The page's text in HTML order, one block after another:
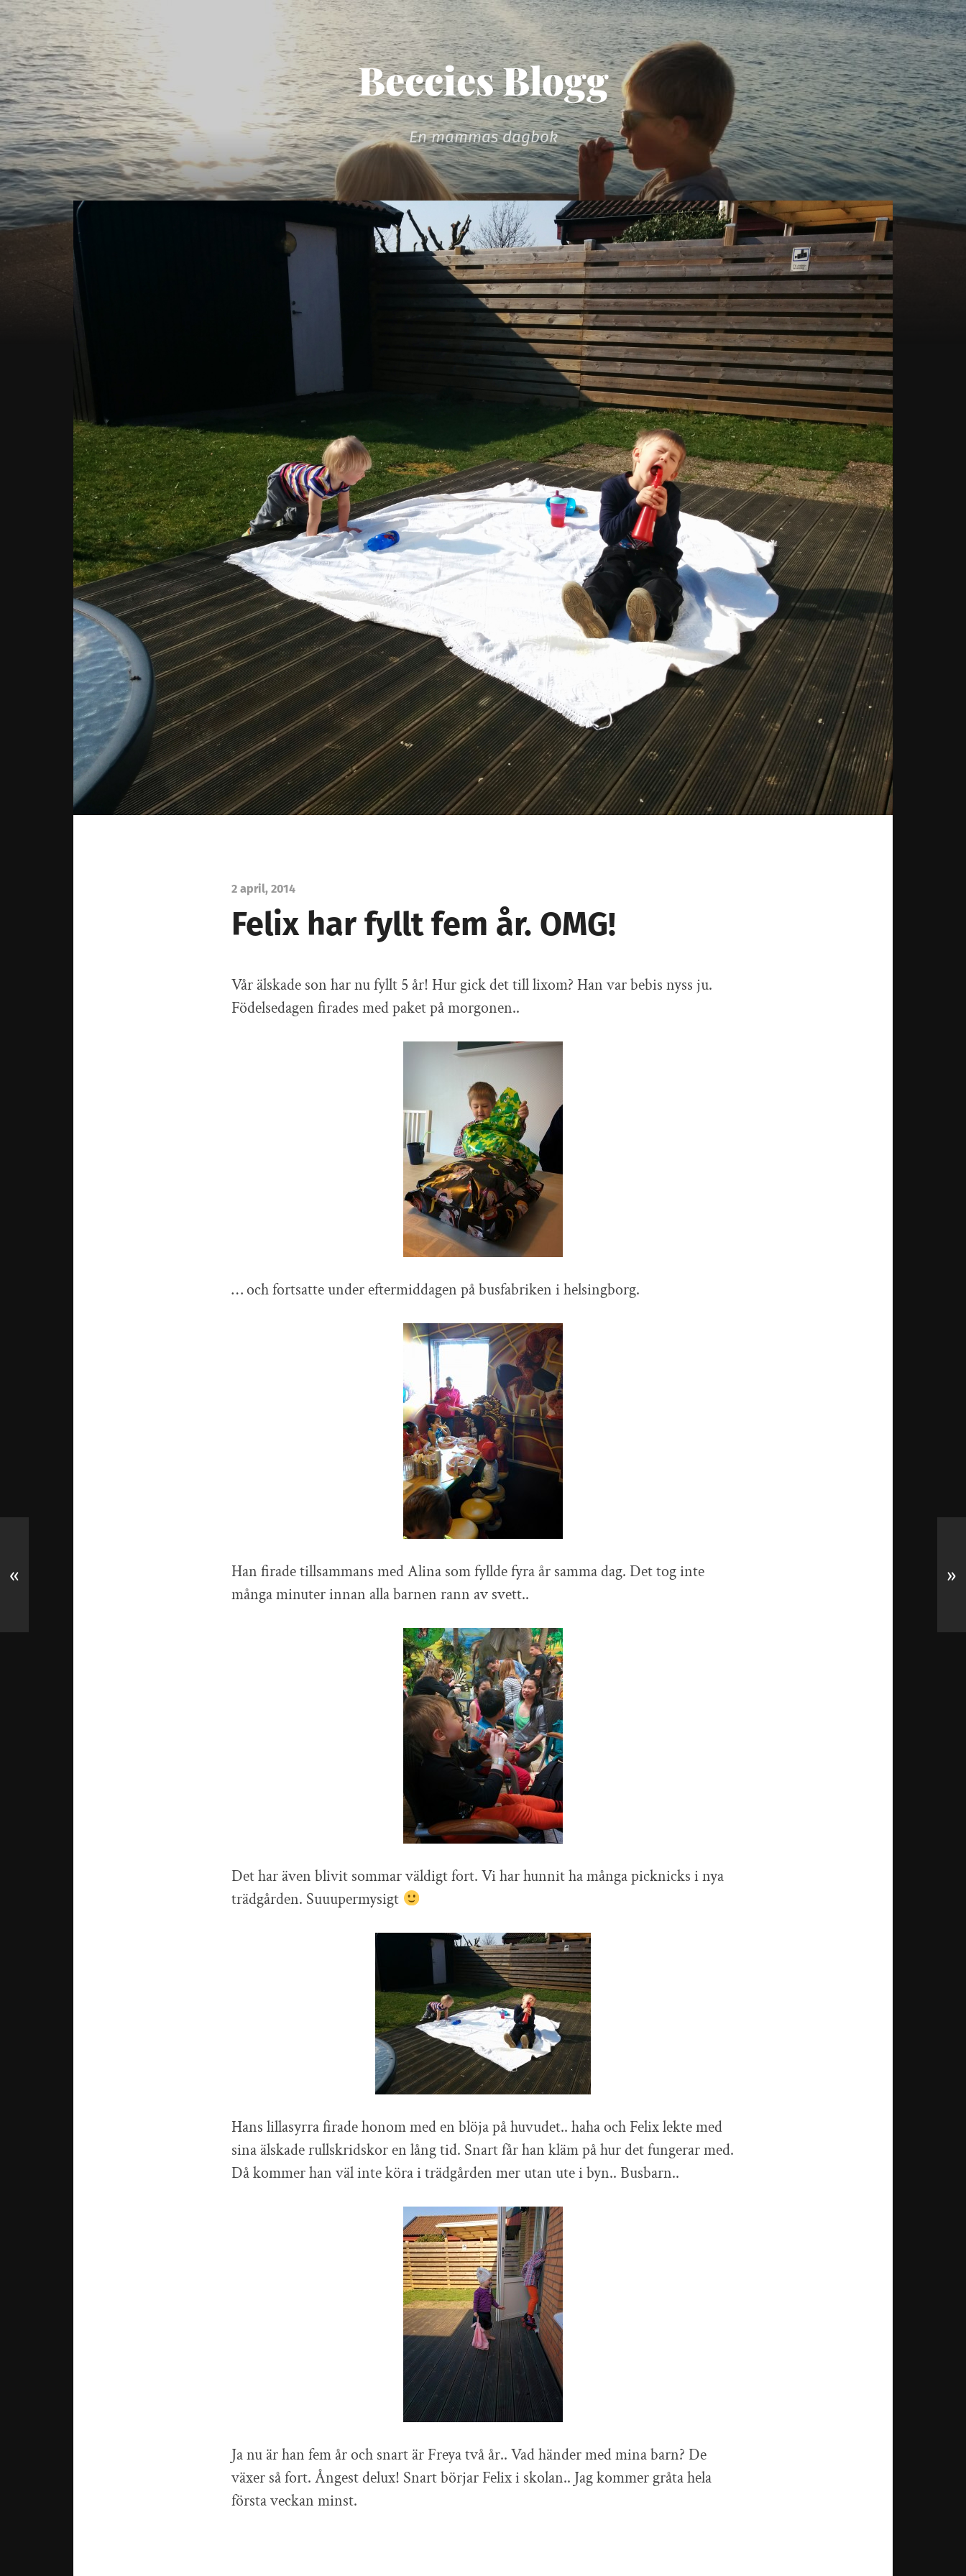
Beccies Blogg
En mammas dagbok
2 april, 2014
Felix har fyllt fem år. OMG!
Vår älskade son har nu fyllt 5 år! Hur gick det till lixom? Han var bebis nyss ju.
Födelsedagen firades med paket på morgonen..
… och fortsatte under eftermiddagen på busfabriken i helsingborg.
Han firade tillsammans med Alina som fyllde fyra år samma dag. Det tog inte
många minuter innan alla barnen rann av svett..
Det har även blivit sommar väldigt fort. Vi har hunnit ha många picknicks i nya
trädgården. Suuupermysigt
Hans lillasyrra firade honom med en blöja på huvudet.. haha och Felix lekte med
sina älskade rullskridskor en lång tid. Snart får han kläm på hur det fungerar med.
Då kommer han väl inte köra i trädgården mer utan ute i byn.. Busbarn..
Ja nu är han fem år och snart är Freya två år.. Vad händer med mina barn? De
växer så fort. Ångest delux! Snart börjar Felix i skolan.. Jag kommer gråta hela
första veckan minst.
« »